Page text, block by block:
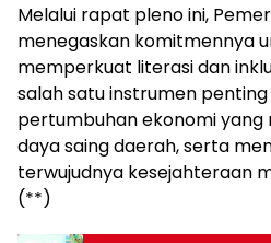
Melalui rapat pleno ini,
menegaskan komitmennya
memperkuat literasi dan
salah satu instrumen
pertumbuhan ekonomi
daya saing daerah, serta
terwujudnya kesejahteraan
(**)